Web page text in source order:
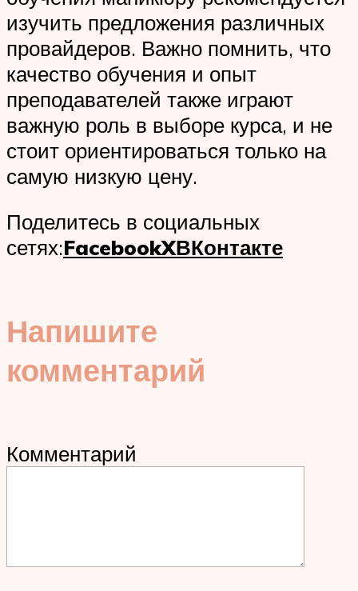
изучить предложения различных
провайдеров. Важно помнить, что
качество обучения и опыт
преподавателей также играют
важную роль в выборе курса, и не
стоит ориентироваться только на
самую низкую цену.
Поделитесь в социальных
сетях:FacebookXВКонтакте
Напишите
комментарий
Комментарий